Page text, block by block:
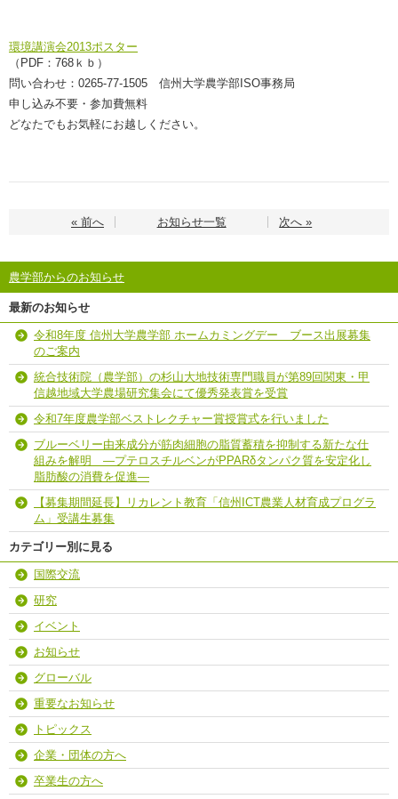
環境講演会2013ポスター
（PDF：768ｋｂ）
問い合わせ：0265-77-1505 信州大学農学部ISO事務局
申し込み不要・参加費無料
どなたでもお気軽にお越しください。
« 前へ お知らせ一覧 次へ »
農学部からのお知らせ
最新のお知らせ
令和8年度 信州大学農学部 ホームカミングデー ブース出展募集
のご案内
統合技術院（農学部）の杉山大地技術専門職員が第89回関東・甲
信越地域大学農場研究集会にて優秀発表賞を受賞
令和7年度農学部ベストレクチャー賞授賞式を行いました
ブルーベリー由来成分が筋肉細胞の脂質蓄積を抑制する新たな仕
組みを解明 ―プテロスチルベンがPPARδタンパク質を安定化し
脂肪酸の消費を促進―
【募集期間延長】リカレント教育「信州ICT農業人材育成プログラ
ム」受講生募集
カテゴリー別に見る
国際交流
研究
イベント
お知らせ
グローバル
重要なお知らせ
トピックス
企業・団体の方へ
卒業生の方へ